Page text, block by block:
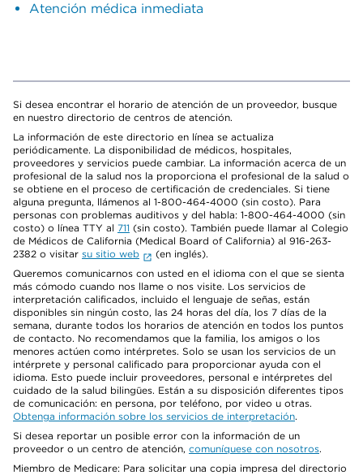
Atención médica inmediata
Si desea encontrar el horario de atención de un proveedor, busque
en nuestro directorio de centros de atención.
La información de este directorio en línea se actualiza
periódicamente. La disponibilidad de médicos, hospitales,
proveedores y servicios puede cambiar. La información acerca de un
profesional de la salud nos la proporciona el profesional de la salud o
se obtiene en el proceso de certificación de credenciales. Si tiene
alguna pregunta, llámenos al 1-800-464-4000 (sin costo). Para
personas con problemas auditivos y del habla: 1-800-464-4000 (sin
costo) o línea TTY al 711 (sin costo). También puede llamar al Colegio
de Médicos de California (Medical Board of California) al 916-263-
2382 o visitar su sitio web
(en inglés).
Queremos comunicarnos con usted en el idioma con el que se sienta
más cómodo cuando nos llame o nos visite. Los servicios de
interpretación calificados, incluido el lenguaje de señas, están
disponibles sin ningún costo, las 24 horas del día, los 7 días de la
semana, durante todos los horarios de atención en todos los puntos
de contacto. No recomendamos que la familia, los amigos o los
menores actúen como intérpretes. Solo se usan los servicios de un
intérprete y personal calificado para proporcionar ayuda con el
idioma. Esto puede incluir proveedores, personal e intérpretes del
cuidado de la salud bilingües. Están a su disposición diferentes tipos
de comunicación: en persona, por teléfono, por video u otras.
Obtenga información sobre los servicios de interpretación.
Si desea reportar un posible error con la información de un
proveedor o un centro de atención, comuníquese con nosotros.
Miembro de Medicare: Para solicitar una copia impresa del directorio